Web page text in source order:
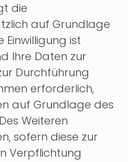
die
auf Grundlage
Einwilligung ist
Ihre Daten zur
Durchführung
erforderlich,
auf Grundlage des
Weiteren
sofern diese zur
Verpflichtung